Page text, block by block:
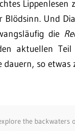
Lippenlesen
Und
die
aktuellen
dauern, so
the backwaters